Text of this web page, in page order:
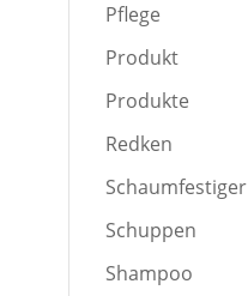
Pflege
Produkt
Produkte
Redken
Schaumfestiger
Schuppen
Shampoo